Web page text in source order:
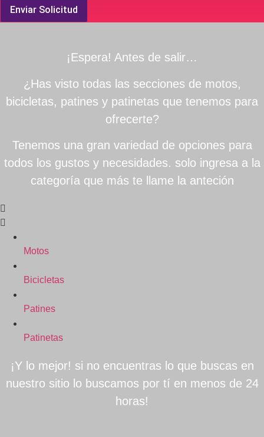
Enviar Solicitud
¡Espera! Antes de salir…
¿Has visto todas las secciones de motos,
bicicletas, patines y patinetas que tenemos para
ofrecerte?
Tenemos una gran variedad de opciones para
todos los gustos y necesidades. solo ingresa a la
categoría que más te llame la anteción
Motos
Bicicletas
Patines
Patinetas
¡Y lo mejor! si no encuentras lo que buscas en
nuestro sitio lo buscamos por tí en menos de 24
horas!